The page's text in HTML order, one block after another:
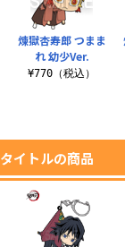
煉獄杏寿郎 つまま
れ 幼少Ver.
¥770（税込）
イトルの商品